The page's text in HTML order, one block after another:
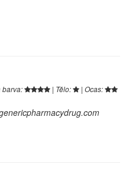
barva: | Tělo: | Ocas: